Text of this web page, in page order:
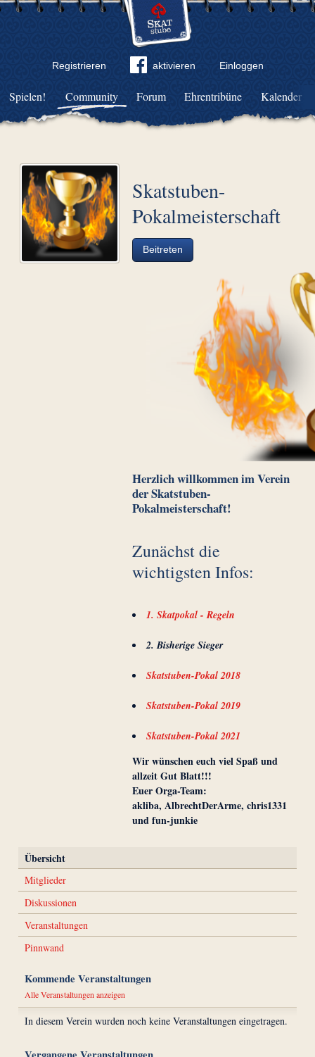
Registrieren aktivieren Einloggen
Community Forum Ehrentribüne Kalender
Spielen!
Skatstuben-
Pokalmeisterschaft
Beitreten
Herzlich willkommen im Verein
der Skatstuben-
Pokalmeisterschaft!
Zunächst die
wichtigsten Infos:
1. Skatpokal - Regeln
2. Bisherige Sieger
Skatstuben-Pokal 2018
Skatstuben-Pokal 2019
Skatstuben-Pokal 2021
Wir wünschen euch viel Spaß und
allzeit Gut Blatt!!!
Euer Orga-Team:
akliba, AlbrechtDerArme, chris1331
und fun-junkie
Übersicht
Mitglieder
Diskussionen
Veranstaltungen
Pinnwand
Kommende Veranstaltungen
Alle Veranstaltungen anzeigen
In diesem Verein wurden noch keine Veranstaltungen eingetragen.